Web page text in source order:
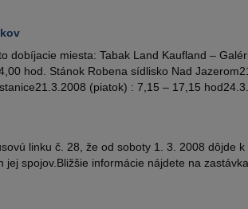
dobíjacie miesta: Tabak Land Kaufland –
hod. Stánok Robena sídlisko Nad
(piatok) : 7,15 – 17,15
linku č. 28, že od soboty 1. 3. 2008
spojov.Bližšie informácie nájdete na